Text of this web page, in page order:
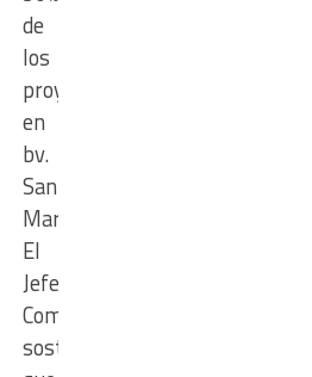
de
los
proyectado
en
bv.
San
Martin”.
El
Jefe
Comunal
sostuvo